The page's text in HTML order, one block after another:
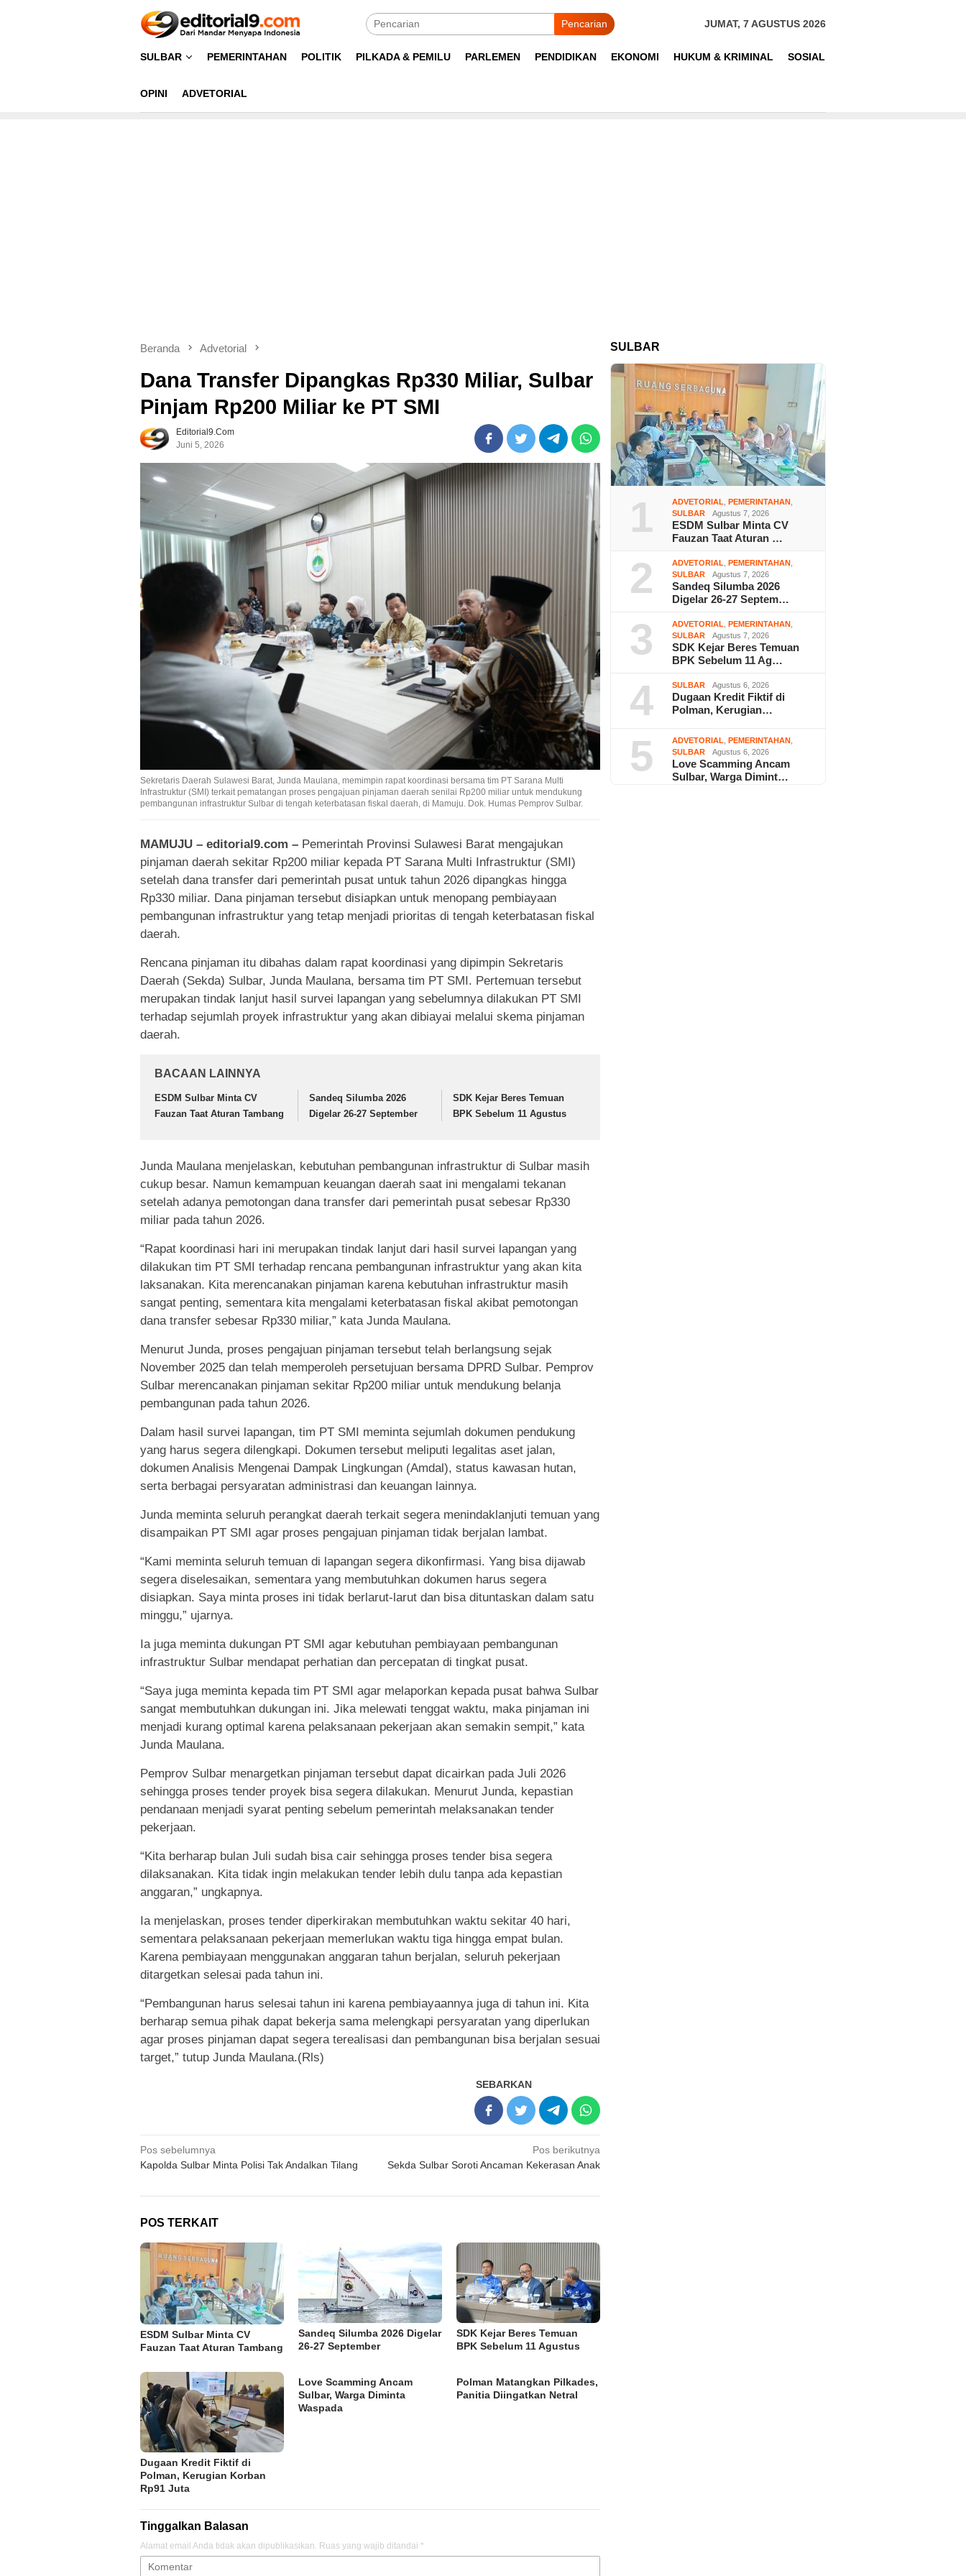
Pencarian JUMAT, 7 AGUSTUS 2026
SULBAR PEMERINTAHAN POLITIK PILKADA & PEMILU PARLEMEN PENDIDIKAN EKONOMI HUKUM & KRIMINAL SOSIAL
OPINI ADVETORIAL
Beranda Advetorial
Dana Transfer Dipangkas Rp330 Miliar, Sulbar
Pinjam Rp200 Miliar ke PT SMI
Editorial9.com
Juni 5, 2026
Sekretaris Daerah Sulawesi Barat, Junda Maulana, memimpin rapat koordinasi bersama tim PT Sarana Multi
Infrastruktur (SMI) terkait pematangan proses pengajuan pinjaman daerah senilai Rp200 miliar untuk mendukung
pembangunan infrastruktur Sulbar di tengah keterbatasan fiskal daerah, di Mamuju. Dok. Humas Pemprov Sulbar.
MAMUJU – editorial9.com – Pemerintah Provinsi Sulawesi Barat mengajukan
pinjaman daerah sekitar Rp200 miliar kepada PT Sarana Multi Infrastruktur (SMI)
setelah dana transfer dari pemerintah pusat untuk tahun 2026 dipangkas hingga
Rp330 miliar. Dana pinjaman tersebut disiapkan untuk menopang pembiayaan
pembangunan infrastruktur yang tetap menjadi prioritas di tengah keterbatasan fiskal
daerah.
Rencana pinjaman itu dibahas dalam rapat koordinasi yang dipimpin Sekretaris
Daerah (Sekda) Sulbar, Junda Maulana, bersama tim PT SMI. Pertemuan tersebut
merupakan tindak lanjut hasil survei lapangan yang sebelumnya dilakukan PT SMI
terhadap sejumlah proyek infrastruktur yang akan dibiayai melalui skema pinjaman
daerah.
BACAAN LAINNYA
ESDM Sulbar Minta CV
Fauzan Taat Aturan Tambang
Sandeq Silumba 2026
Digelar 26-27 September
SDK Kejar Beres Temuan
BPK Sebelum 11 Agustus
Junda Maulana menjelaskan, kebutuhan pembangunan infrastruktur di Sulbar masih
cukup besar. Namun kemampuan keuangan daerah saat ini mengalami tekanan
setelah adanya pemotongan dana transfer dari pemerintah pusat sebesar Rp330
miliar pada tahun 2026.
“Rapat koordinasi hari ini merupakan tindak lanjut dari hasil survei lapangan yang
dilakukan tim PT SMI terhadap rencana pembangunan infrastruktur yang akan kita
laksanakan. Kita merencanakan pinjaman karena kebutuhan infrastruktur masih
sangat penting, sementara kita mengalami keterbatasan fiskal akibat pemotongan
dana transfer sebesar Rp330 miliar,” kata Junda Maulana.
Menurut Junda, proses pengajuan pinjaman tersebut telah berlangsung sejak
November 2025 dan telah memperoleh persetujuan bersama DPRD Sulbar. Pemprov
Sulbar merencanakan pinjaman sekitar Rp200 miliar untuk mendukung belanja
pembangunan pada tahun 2026.
Dalam hasil survei lapangan, tim PT SMI meminta sejumlah dokumen pendukung
yang harus segera dilengkapi. Dokumen tersebut meliputi legalitas aset jalan,
dokumen Analisis Mengenai Dampak Lingkungan (Amdal), status kawasan hutan,
serta berbagai persyaratan administrasi dan keuangan lainnya.
Junda meminta seluruh perangkat daerah terkait segera menindaklanjuti temuan yang
disampaikan PT SMI agar proses pengajuan pinjaman tidak berjalan lambat.
“Kami meminta seluruh temuan di lapangan segera dikonfirmasi. Yang bisa dijawab
segera diselesaikan, sementara yang membutuhkan dokumen harus segera
disiapkan. Saya minta proses ini tidak berlarut-larut dan bisa dituntaskan dalam satu
minggu,” ujarnya.
Ia juga meminta dukungan PT SMI agar kebutuhan pembiayaan pembangunan
infrastruktur Sulbar mendapat perhatian dan percepatan di tingkat pusat.
“Saya juga meminta kepada tim PT SMI agar melaporkan kepada pusat bahwa Sulbar
sangat membutuhkan dukungan ini. Jika melewati tenggat waktu, maka pinjaman ini
menjadi kurang optimal karena pelaksanaan pekerjaan akan semakin sempit,” kata
Junda Maulana.
Pemprov Sulbar menargetkan pinjaman tersebut dapat dicairkan pada Juli 2026
sehingga proses tender proyek bisa segera dilakukan. Menurut Junda, kepastian
pendanaan menjadi syarat penting sebelum pemerintah melaksanakan tender
pekerjaan.
“Kita berharap bulan Juli sudah bisa cair sehingga proses tender bisa segera
dilaksanakan. Kita tidak ingin melakukan tender lebih dulu tanpa ada kepastian
anggaran,” ungkapnya.
Ia menjelaskan, proses tender diperkirakan membutuhkan waktu sekitar 40 hari,
sementara pelaksanaan pekerjaan memerlukan waktu tiga hingga empat bulan.
Karena pembiayaan menggunakan anggaran tahun berjalan, seluruh pekerjaan
ditargetkan selesai pada tahun ini.
“Pembangunan harus selesai tahun ini karena pembiayaannya juga di tahun ini. Kita
berharap semua pihak dapat bekerja sama melengkapi persyaratan yang diperlukan
agar proses pinjaman dapat segera terealisasi dan pembangunan bisa berjalan sesuai
target,” tutup Junda Maulana.(Rls)
SEBARKAN
Navigasi
pos
Pos sebelumnya
Kapolda Sulbar Minta Polisi Tak Andalkan Tilang
Pos berikutnya
Sekda Sulbar Soroti Ancaman Kekerasan Anak
POS TERKAIT
ESDM Sulbar Minta CV
Fauzan Taat Aturan Tambang
Sandeq Silumba 2026 Digelar
26-27 September
SDK Kejar Beres Temuan
BPK Sebelum 11 Agustus
Dugaan Kredit Fiktif di
Polman, Kerugian Korban
Rp91 Juta
Love Scamming Ancam
Sulbar, Warga Diminta
Waspada
Polman Matangkan Pilkades,
Panitia Diingatkan Netral
Tinggalkan Balasan
Alamat email Anda tidak akan dipublikasikan. Ruas yang wajib ditandai *
SULBAR
1 ADVETORIAL ,PEMERINTAHAN
SULBAR
Agustus 7, 2026
ESDM Sulbar Minta CV
Fauzan Taat Aturan …
2 ADVETORIAL ,PEMERINTAHAN
SULBAR
Agustus 7, 2026
Sandeq Silumba 2026
Digelar 26-27 Septem…
3 ADVETORIAL ,PEMERINTAHAN
SULBAR
Agustus 7, 2026
SDK Kejar Beres Temuan
BPK Sebelum 11 Ag…
4 SULBAR Agustus 6, 2026
Dugaan Kredit Fiktif di
Polman, Kerugian…
5 ADVETORIAL ,PEMERINTAHAN
SULBAR
Agustus 6, 2026
Love Scamming Ancam
Sulbar, Warga Dimint…